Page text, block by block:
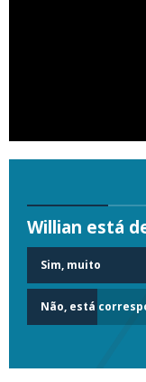
Willian está
Sim, muito
Não, está